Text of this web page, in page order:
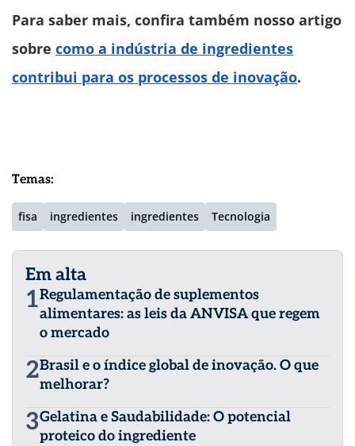
Para saber mais, confira também nosso artigo
sobre como a indústria de ingredientes
contribui para os processos de inovação.
Temas:
fisa ingredientes ingredientes Tecnologia
Em alta
1Regulamentação de suplementos
alimentares: as leis da ANVISA que regem
o mercado
2Brasil e o índice global de inovação. O que
melhorar?
3Gelatina e Saudabilidade: O potencial
proteico do ingrediente